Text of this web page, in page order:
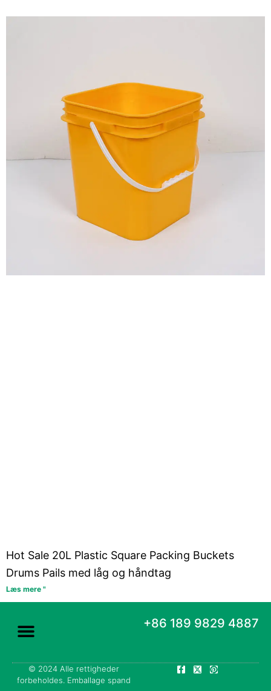
Hot Sale 20L Plastic Square Packing Buckets
Drums Pails med låg og håndtag
Læs mere "
+86 189 9829 4887
© 2024 Alle rettigheder
forbeholdes. Emballage spand
F
a
X
-
P
i